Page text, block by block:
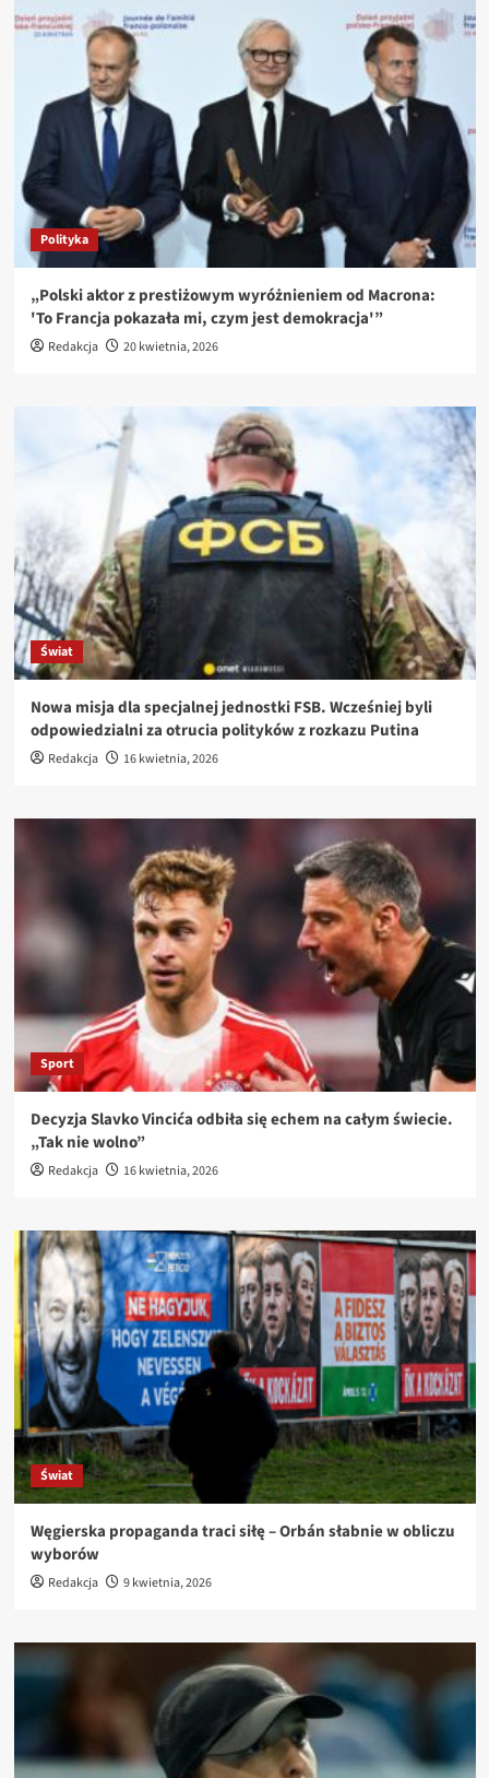
Polityka
„Polski aktor z prestiżowym wyróżnieniem od Macrona:
'To Francja pokazała mi, czym jest demokracja'”
Redakcja 20 kwietnia, 2026
Świat
Nowa misja dla specjalnej jednostki FSB. Wcześniej byli
odpowiedzialni za otrucia polityków z rozkazu Putina
Redakcja 16 kwietnia, 2026
Sport
Decyzja Slavko Vincića odbiła się echem na całym świecie.
„Tak nie wolno”
Redakcja 16 kwietnia, 2026
Świat
Węgierska propaganda traci siłę – Orbán słabnie w obliczu
wyborów
Redakcja 9 kwietnia, 2026